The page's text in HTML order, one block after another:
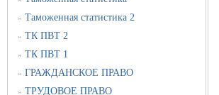
» Таможенная статистика 2
» ТК ПВТ 2
» ТК ПВТ 1
» ГРАЖДАНСКОЕ ПРАВО
» ТРУДОВОЕ ПРАВО